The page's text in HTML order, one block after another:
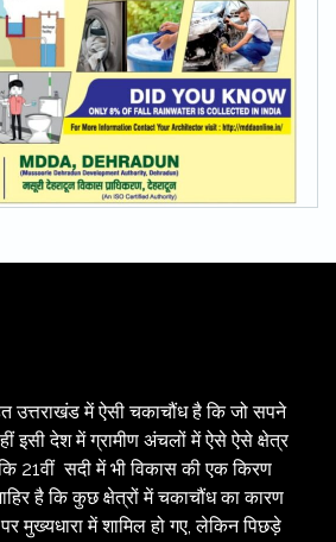
उत्तराखंड में ऐसी चकाचौंध है कि जो सपने
इसी देश में ग्रामीण अंचलों में ऐसे ऐसे क्षेत्र
21वीं सदी में भी विकास की एक किरण
है कि कुछ क्षेत्रों में चकाचौंध का कारण
मुख्यधारा में शामिल हो गए, लेकिन पिछड़े